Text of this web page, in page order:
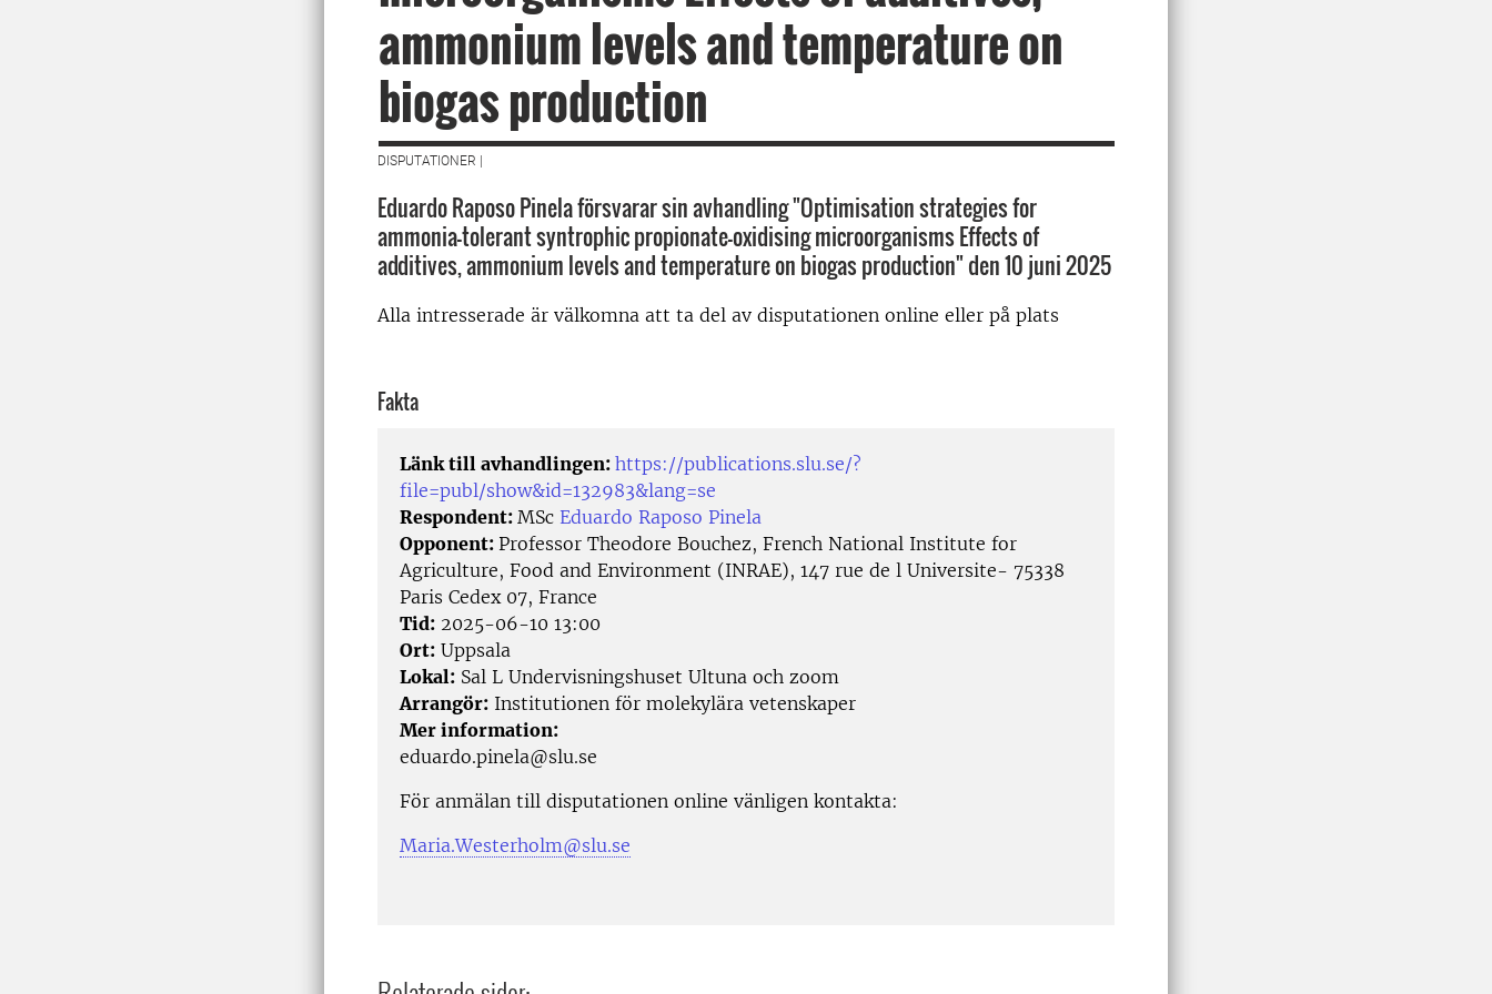
ammonium levels and temperature on
biogas production
DISPUTATIONER |
Eduardo Raposo Pinela försvarar sin avhandling "Optimisation strategies for
ammonia-tolerant syntrophic propionate-oxidising microorganisms Effects of
additives, ammonium levels and temperature on biogas production" den 10 juni 2025
Alla intresserade är välkomna att ta del av disputationen online eller på plats
Fakta
Länk till avhandlingen: https://publications.slu.se/?
file=publ/show&id=132983&lang=se
Respondent: MSc Eduardo Raposo Pinela
Opponent: Professor Theodore Bouchez, French National Institute for
Agriculture, Food and Environment (INRAE), 147 rue de l Universite- 75338
Paris Cedex 07, France
Tid: 2025-06-10 13:00
Ort: Uppsala
Lokal: Sal L Undervisningshuset Ultuna och zoom
Arrangör: Institutionen för molekylära vetenskaper
Mer information:
eduardo.pinela@slu.se
För anmälan till disputationen online vänligen kontakta:
Maria.Westerholm@slu.se